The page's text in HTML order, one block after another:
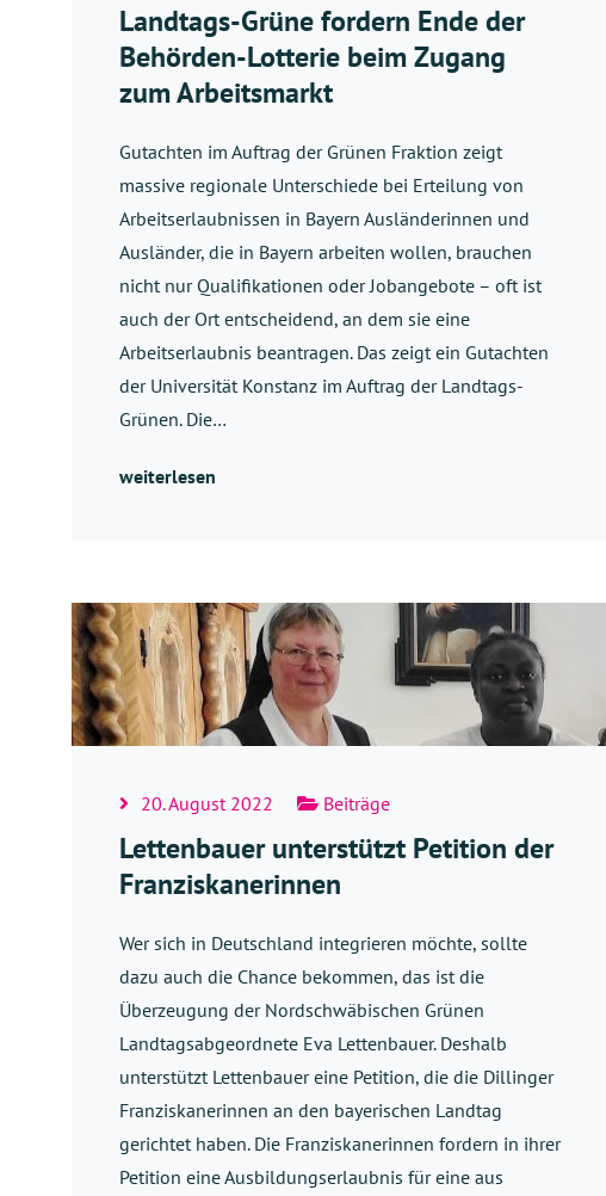
Landtags-Grüne fordern Ende der
Behörden-Lotterie beim Zugang
zum Arbeitsmarkt
Gutachten im Auftrag der Grünen Fraktion zeigt
massive regionale Unterschiede bei Erteilung von
Arbeitserlaubnissen in Bayern Ausländerinnen und
Ausländer, die in Bayern arbeiten wollen, brauchen
nicht nur Qualifikationen oder Jobangebote – oft ist
auch der Ort entscheidend, an dem sie eine
Arbeitserlaubnis beantragen. Das zeigt ein Gutachten
der Universität Konstanz im Auftrag der Landtags-
Grünen. Die…
weiterlesen
20. August 2022 Beiträge
Lettenbauer unterstützt Petition der
Franziskanerinnen
Wer sich in Deutschland integrieren möchte, sollte
dazu auch die Chance bekommen, das ist die
Überzeugung der Nordschwäbischen Grünen
Landtagsabgeordnete Eva Lettenbauer. Deshalb
unterstützt Lettenbauer eine Petition, die die Dillinger
Franziskanerinnen an den bayerischen Landtag
gerichtet haben. Die Franziskanerinnen fordern in ihrer
Petition eine Ausbildungserlaubnis für eine aus